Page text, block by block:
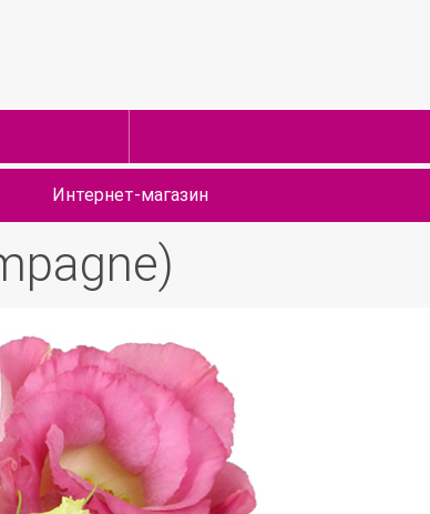
Интернет-магазин